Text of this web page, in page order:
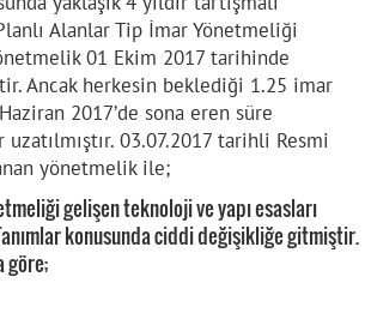
Alanlar Tip İmar Yönetmeliği
01 Ekim 2017 tarihinde
Ancak herkesin beklediği 1.25 imar
2017’de sona eren süre
uzatılmıştır. 03.07.2017 tarihli Resmi
yönetmelik ile;
gelişen teknoloji ve yapı esasları
konusunda ciddi değişikliğe gitmiştir.
göre;